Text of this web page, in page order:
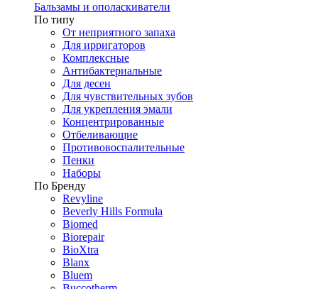
Бальзамы и ополаскиватели
По типу
От неприятного запаха
Для ирригаторов
Комплексные
Антибактериальные
Для десен
Для чувствительных зубов
Для укрепления эмали
Концентрированные
Отбеливающие
Противовоспалительные
Пенки
Наборы
По Бренду
Revyline
Beverly Hills Formula
Biomed
Biorepair
BioXtra
Blanx
Bluem